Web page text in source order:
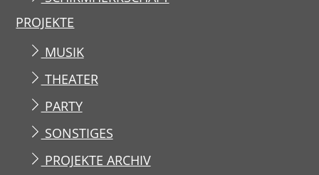
PROJEKTE
MUSIK
THEATER
PARTY
SONSTIGES
PROJEKTE ARCHIV